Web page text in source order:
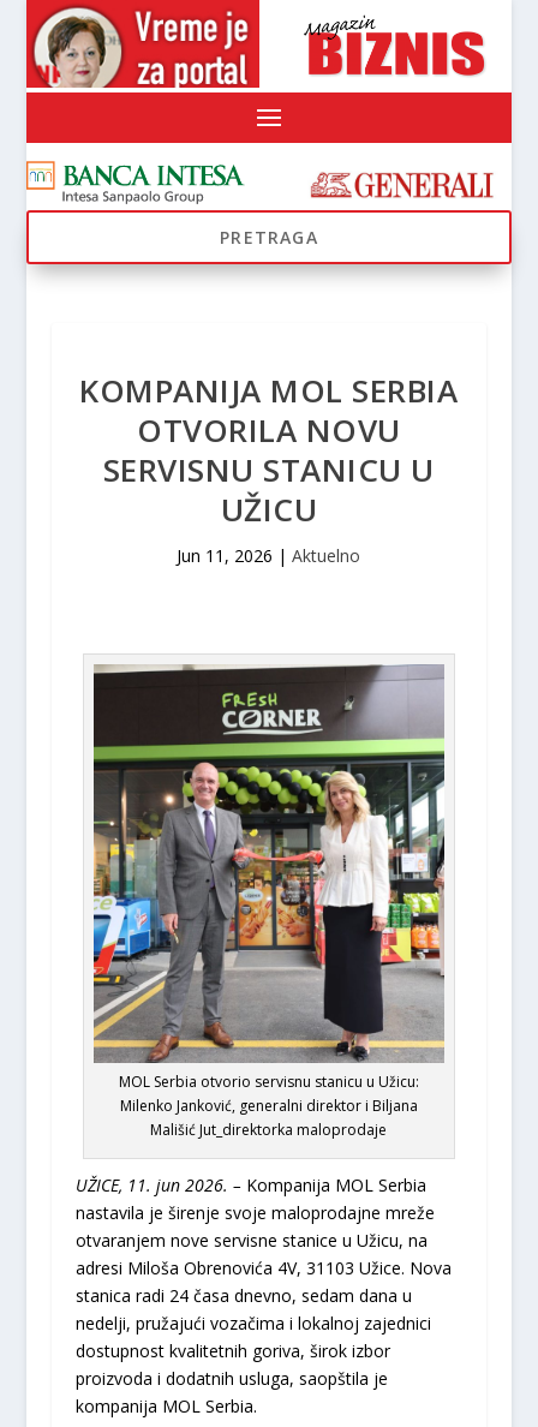
KOMPANIJA MOL SERBIA
OTVORILA NOVU
SERVISNU STANICU U
UŽICU
Jun 11, 2026 |Aktuelno
MOL Serbia otvorio servisnu stanicu u Užicu:
Milenko Janković, generalni direktor i Biljana
Mališić Jut_direktorka maloprodaje
UŽICE, 11. jun 2026. –Kompanija MOL Serbia
nastavila je širenje svoje maloprodajne mreže
otvaranjem nove servisne stanice u Užicu, na
adresi Miloša Obrenovića 4V, 31103 Užice. Nova
stanica radi 24 časa dnevno, sedam dana u
nedelji, pružajući vozačima i lokalnoj zajednici
dostupnost kvalitetnih goriva, širok izbor
proizvoda i dodatnih usluga, saopštila je
kompanija MOL Serbia.